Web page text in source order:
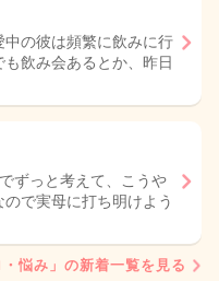
の彼は頻繁に飲みに行
飲み会あるとか、昨日
ずっと考えて、こうや
で実母に打ち明けよう
・悩み」の新着一覧を見る